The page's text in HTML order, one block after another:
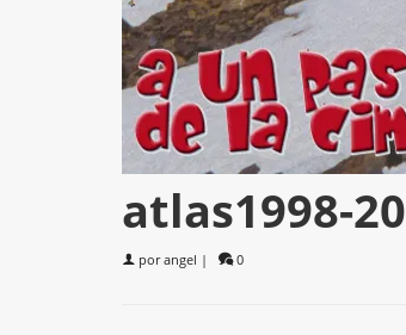
atlas1998-20
porangel | 0